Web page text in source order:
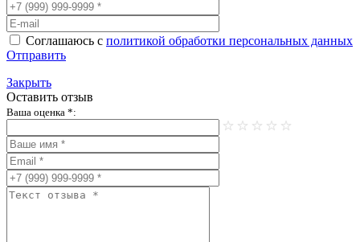
Соглашаюсь с политикой обработки персональных данных
Отправить
Закрыть
Оставить отзыв
Ваша оценка *: